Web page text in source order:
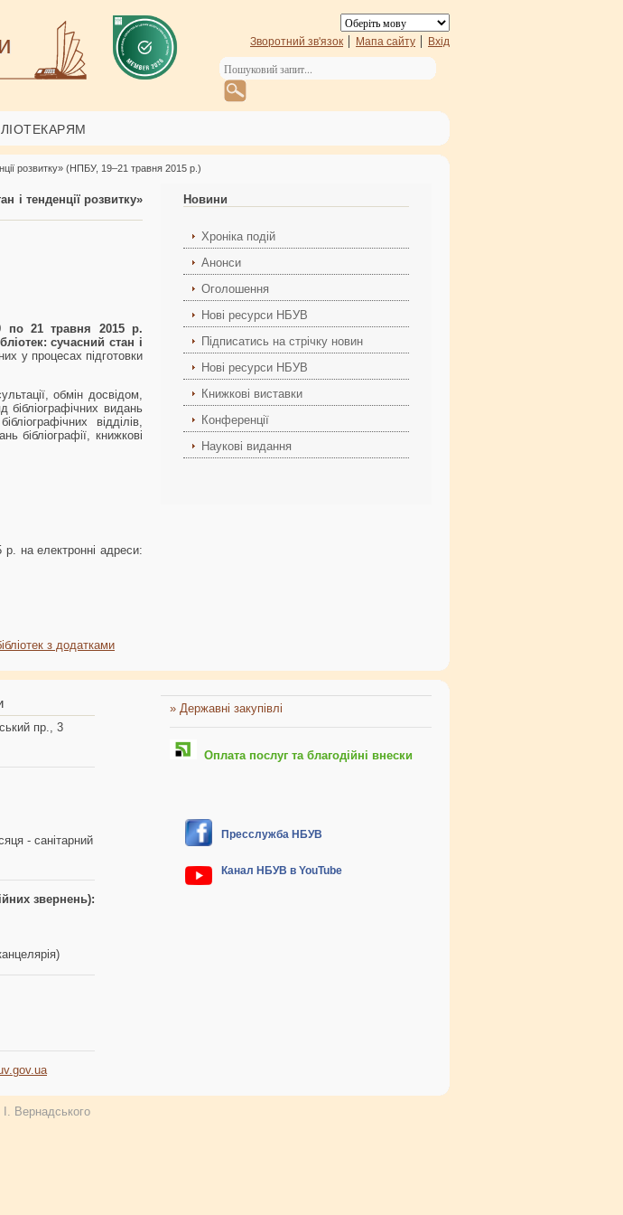
Зворотний зв'язок Мапа сайту Вхід
розвитку» (НПБУ, 19–21 травня 2015 р.)
і тенденції розвитку»
по 21 травня 2015 р.
сучасний стан і
у процесах підготовки
обмін досвідом,
бібліографічних видань
відділів,
бібліографії, книжкові
р. на електронні адреси:
з додатками
Новини
Хроніка подій
Анонси
Оголошення
Нові ресурси НБУВ
Підписатись на стрічку новин
Нові ресурси НБУВ
Книжкові виставки
Конференції
Наукові видання
пр., 3
- санітарний
звернень):
» Державні закупівлі
Оплата послуг та благодійні внески
Пресслужба НБУВ
Канал НБУВ в YouTube
Вернадського